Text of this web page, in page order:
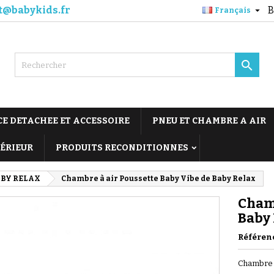
Français 

DETACHEE ET ACCESSOIRE PNEU ET CHAMBRE A AIR
PRODUITS RECONDITIONNES
RELAX Chambre à air Poussette Baby Vibe de Baby Relax
Baby
Chambre